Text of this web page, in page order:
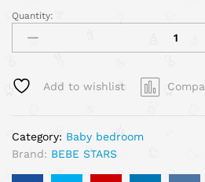
Quantity:
Add to wishlist
Category: Baby bedroom
Brand: BEBE STARS